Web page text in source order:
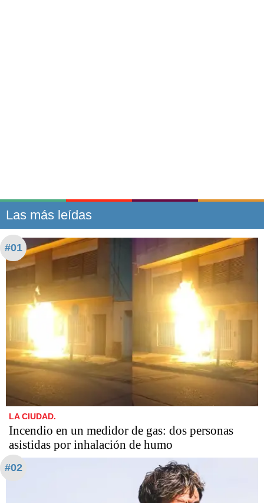
Las más leídas
#01
LA CIUDAD.
Incendio en un medidor de gas: dos personas
asistidas por inhalación de humo
#02